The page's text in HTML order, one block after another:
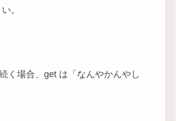
。
く場合、get は「なんやかんやし